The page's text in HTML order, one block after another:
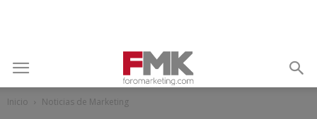
Inicio Noticias de Marketing